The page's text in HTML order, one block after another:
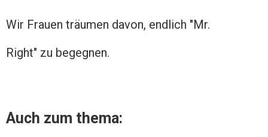
Wir Frauen träumen davon, endlich "Mr.
Right" zu begegnen.
Auch zum thema: